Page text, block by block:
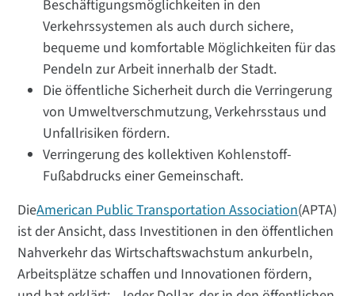
Beschäftigungsmöglichkeiten in den
Verkehrssystemen als auch durch sichere,
bequeme und komfortable Möglichkeiten für das
Pendeln zur Arbeit innerhalb der Stadt.
Die öffentliche Sicherheit durch die Verringerung
von Umweltverschmutzung, Verkehrsstaus und
Unfallrisiken fördern.
Verringerung des kollektiven Kohlenstoff-
Fußabdrucks einer Gemeinschaft.
DieAmerican Public Transportation Association(APTA)
ist der Ansicht, dass Investitionen in den öffentlichen
Nahverkehr das Wirtschaftswachstum ankurbeln,
Arbeitsplätze schaffen und Innovationen fördern,